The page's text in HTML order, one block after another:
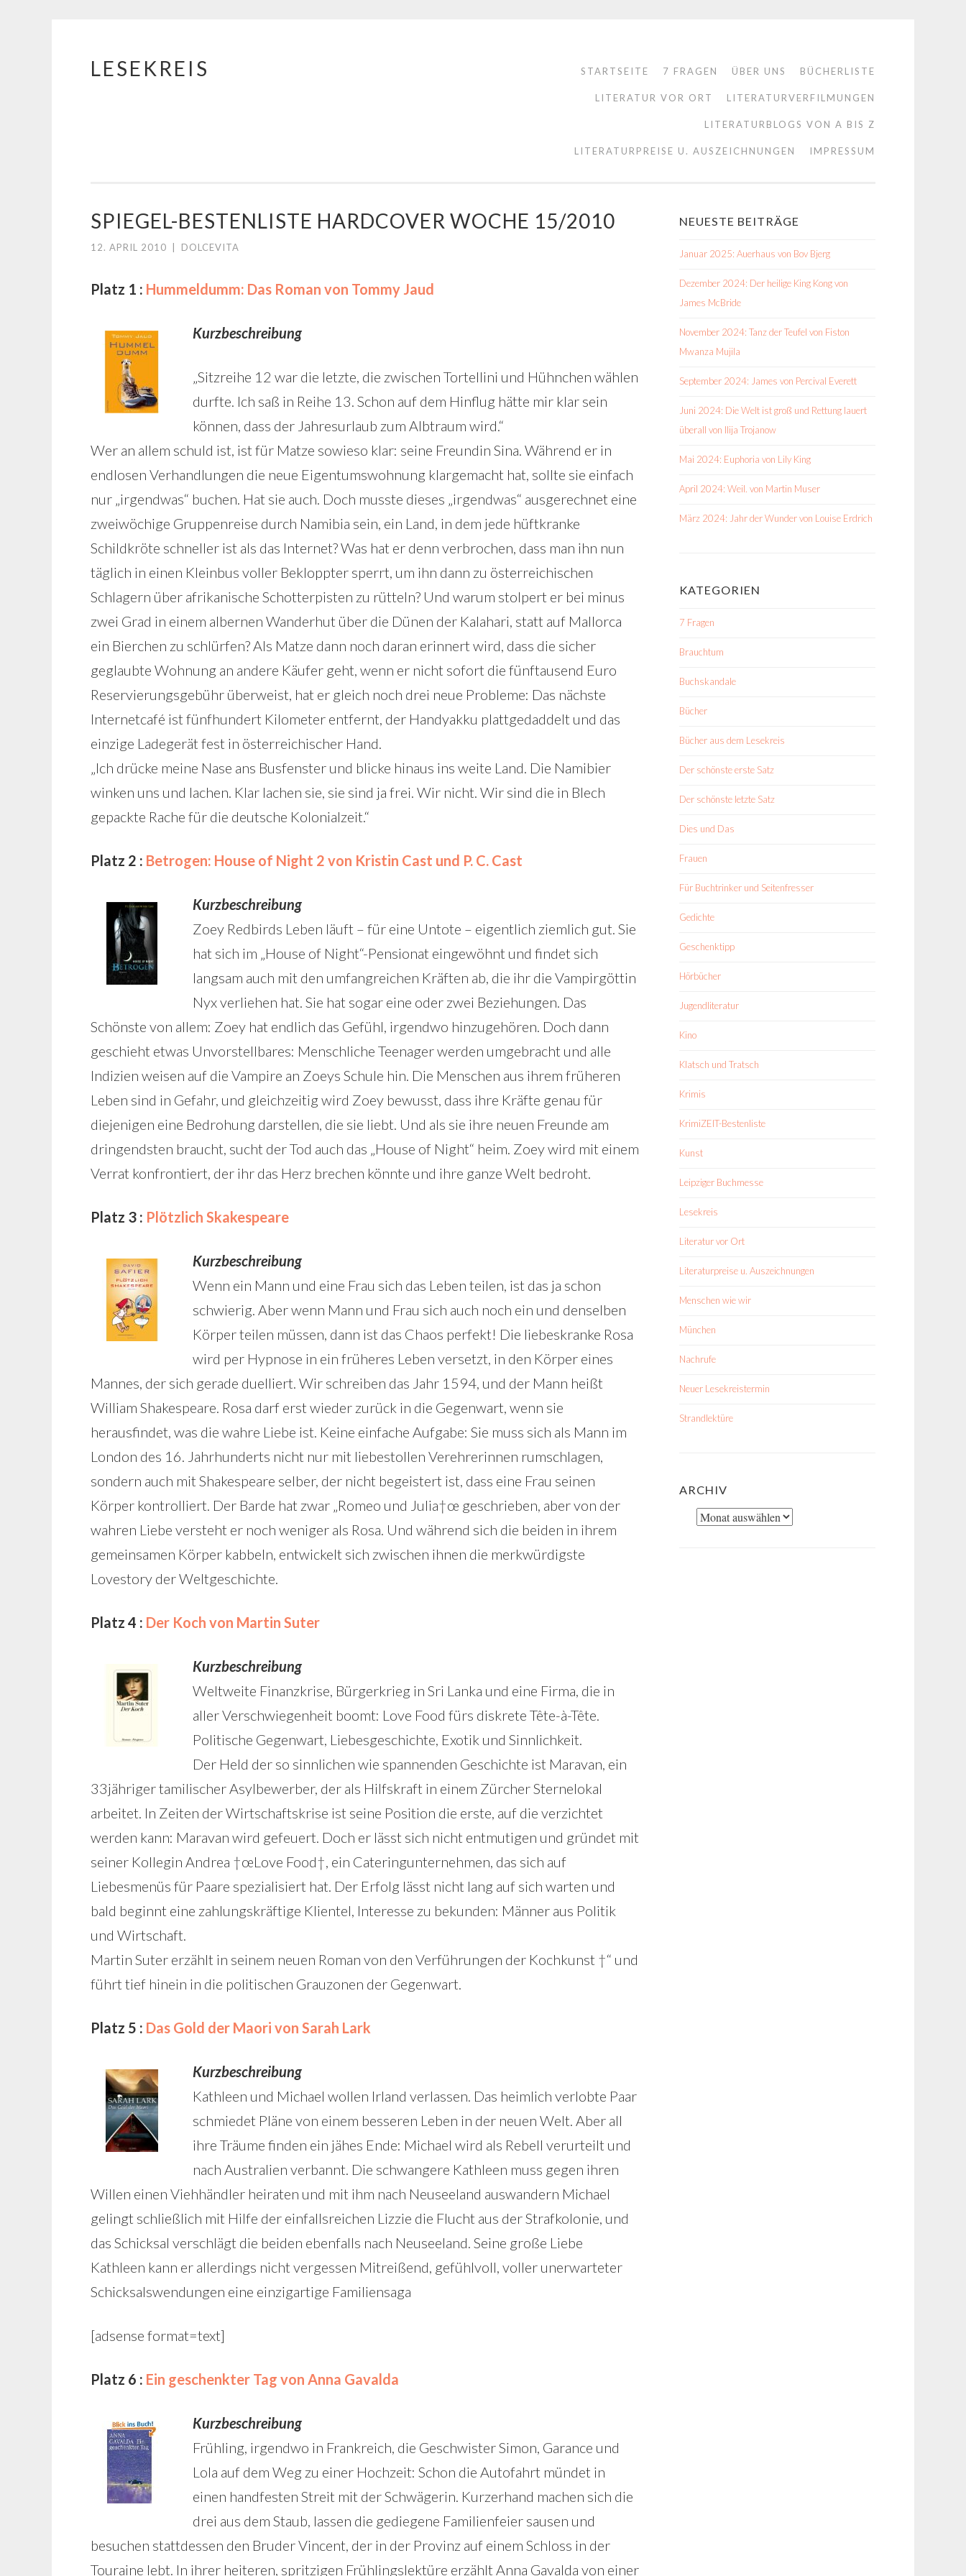
Springe
LESEKREIS STARTSEITE 7 FRAGEN ÜBER UNS BÜCHERLISTE
LITERATUR VOR ORT LITERATURVERFILMUNGEN
LITERATURBLOGS VON A BIS Z
LITERATURPREISE U. AUSZEICHNUNGEN IMPRESSUM
SPIEGEL-BESTENLISTE HARDCOVER WOCHE 15/2010
12. APRIL 2010 DOLCEVITA
Platz 1 : Hummeldumm: Das Roman von Tommy Jaud
Kurzbeschreibung
„Sitzreihe 12 war die letzte, die zwischen Tortellini und Hühnchen wählen
durfte. Ich saß in Reihe 13. Schon auf dem Hinflug hätte mir klar sein
können, dass der Jahresurlaub zum Albtraum wird.“
Wer an allem schuld ist, ist für Matze sowieso klar: seine Freundin Sina. Während er in
endlosen Verhandlungen die neue Eigentumswohnung klargemacht hat, sollte sie einfach
nur „irgendwas“ buchen. Hat sie auch. Doch musste dieses „irgendwas“ ausgerechnet eine
zweiwöchige Gruppenreise durch Namibia sein, ein Land, in dem jede hüftkranke
Schildkröte schneller ist als das Internet? Was hat er denn verbrochen, dass man ihn nun
täglich in einen Kleinbus voller Bekloppter sperrt, um ihn dann zu österreichischen
Schlagern über afrikanische Schotterpisten zu rütteln? Und warum stolpert er bei minus
zwei Grad in einem albernen Wanderhut über die Dünen der Kalahari, statt auf Mallorca
ein Bierchen zu schlürfen? Als Matze dann noch daran erinnert wird, dass die sicher
geglaubte Wohnung an andere Käufer geht, wenn er nicht sofort die fünftausend Euro
Reservierungsgebühr überweist, hat er gleich noch drei neue Probleme: Das nächste
Internetcafé ist fünfhundert Kilometer entfernt, der Handyakku plattgedaddelt und das
einzige Ladegerät fest in österreichischer Hand.
„Ich drücke meine Nase ans Busfenster und blicke hinaus ins weite Land. Die Namibier
winken uns und lachen. Klar lachen sie, sie sind ja frei. Wir nicht. Wir sind die in Blech
gepackte Rache für die deutsche Kolonialzeit.“
Platz 2 : Betrogen: House of Night 2 von Kristin Cast und P. C. Cast
Kurzbeschreibung
Zoey Redbirds Leben läuft – für eine Untote – eigentlich ziemlich gut. Sie
hat sich im „House of Night“-Pensionat eingewöhnt und findet sich
langsam auch mit den umfangreichen Kräften ab, die ihr die Vampirgöttin
Nyx verliehen hat. Sie hat sogar eine oder zwei Beziehungen. Das
Schönste von allem: Zoey hat endlich das Gefühl, irgendwo hinzugehören. Doch dann
geschieht etwas Unvorstellbares: Menschliche Teenager werden umgebracht und alle
Indizien weisen auf die Vampire an Zoeys Schule hin. Die Menschen aus ihrem früheren
Leben sind in Gefahr, und gleichzeitig wird Zoey bewusst, dass ihre Kräfte genau für
diejenigen eine Bedrohung darstellen, die sie liebt. Und als sie ihre neuen Freunde am
dringendsten braucht, sucht der Tod auch das „House of Night“ heim. Zoey wird mit einem
Verrat konfrontiert, der ihr das Herz brechen könnte und ihre ganze Welt bedroht.
Platz 3 : Plötzlich Skakespeare
Kurzbeschreibung
Wenn ein Mann und eine Frau sich das Leben teilen, ist das ja schon
schwierig. Aber wenn Mann und Frau sich auch noch ein und denselben
Körper teilen müssen, dann ist das Chaos perfekt! Die liebeskranke Rosa
wird per Hypnose in ein früheres Leben versetzt, in den Körper eines
Mannes, der sich gerade duelliert. Wir schreiben das Jahr 1594, und der Mann heißt
William Shakespeare. Rosa darf erst wieder zurück in die Gegenwart, wenn sie
herausfindet, was die wahre Liebe ist. Keine einfache Aufgabe: Sie muss sich als Mann im
London des 16. Jahrhunderts nicht nur mit liebestollen Verehrerinnen rumschlagen,
sondern auch mit Shakespeare selber, der nicht begeistert ist, dass eine Frau seinen
Körper kontrolliert. Der Barde hat zwar „Romeo und Julia†œ geschrieben, aber von der
wahren Liebe versteht er noch weniger als Rosa. Und während sich die beiden in ihrem
gemeinsamen Körper kabbeln, entwickelt sich zwischen ihnen die merkwürdigste
Lovestory der Weltgeschichte.
Platz 4 : Der Koch von Martin Suter
Kurzbeschreibung
Weltweite Finanzkrise, Bürgerkrieg in Sri Lanka und eine Firma, die in
aller Verschwiegenheit boomt: Love Food fürs diskrete Tête-à-Tête.
Politische Gegenwart, Liebesgeschichte, Exotik und Sinnlichkeit.
Der Held der so sinnlichen wie spannenden Geschichte ist Maravan, ein
33jähriger tamilischer Asylbewerber, der als Hilfskraft in einem Zürcher Sternelokal
arbeitet. In Zeiten der Wirtschaftskrise ist seine Position die erste, auf die verzichtet
werden kann: Maravan wird gefeuert. Doch er lässt sich nicht entmutigen und gründet mit
seiner Kollegin Andrea †œLove Food†, ein Cateringunternehmen, das sich auf
Liebesmenüs für Paare spezialisiert hat. Der Erfolg lässt nicht lang auf sich warten und
bald beginnt eine zahlungskräftige Klientel, Interesse zu bekunden: Männer aus Politik
und Wirtschaft.
Martin Suter erzählt in seinem neuen Roman von den Verführungen der Kochkunst †“ und
führt tief hinein in die politischen Grauzonen der Gegenwart.
Platz 5 : Das Gold der Maori von Sarah Lark
Kurzbeschreibung
Kathleen und Michael wollen Irland verlassen. Das heimlich verlobte Paar
schmiedet Pläne von einem besseren Leben in der neuen Welt. Aber all
ihre Träume finden ein jähes Ende: Michael wird als Rebell verurteilt und
nach Australien verbannt. Die schwangere Kathleen muss gegen ihren
Willen einen Viehhändler heiraten und mit ihm nach Neuseeland auswandern Michael
gelingt schließlich mit Hilfe der einfallsreichen Lizzie die Flucht aus der Strafkolonie, und
das Schicksal verschlägt die beiden ebenfalls nach Neuseeland. Seine große Liebe
Kathleen kann er allerdings nicht vergessen Mitreißend, gefühlvoll, voller unerwarteter
Schicksalswendungen eine einzigartige Familiensaga
[adsense format=text]
Platz 6 : Ein geschenkter Tag von Anna Gavalda
Kurzbeschreibung
Frühling, irgendwo in Frankreich, die Geschwister Simon, Garance und
Lola auf dem Weg zu einer Hochzeit: Schon die Autofahrt mündet in
einen handfesten Streit mit der Schwägerin. Kurzerhand machen sich die
drei aus dem Staub, lassen die gediegene Familienfeier sausen und
besuchen stattdessen den Bruder Vincent, der in der Provinz auf einem Schloss in der
Touraine lebt. In ihrer heiteren, spritzigen Frühlingslektüre erzählt Anna Gavalda von einer
NEUESTE BEITRÄGE
Januar 2025: Auerhaus von Bov Bjerg
Dezember 2024: Der heilige King Kong von
James McBride
November 2024: Tanz der Teufel von Fiston
Mwanza Mujila
September 2024: James von Percival Everett
Juni 2024: Die Welt ist groß und Rettung lauert
überall von Ilija Trojanow
Mai 2024: Euphoria von Lily King
April 2024: Weil. von Martin Muser
März 2024: Jahr der Wunder von Louise Erdrich
KATEGORIEN
7 Fragen
Brauchtum
Buchskandale
Bücher
Bücher aus dem Lesekreis
Der schönste erste Satz
Der schönste letzte Satz
Dies und Das
Frauen
Für Buchtrinker und Seitenfresser
Gedichte
Geschenktipp
Hörbücher
Jugendliteratur
Kino
Klatsch und Tratsch
Krimis
KrimiZEIT-Bestenliste
Kunst
Leipziger Buchmesse
Lesekreis
Literatur vor Ort
Literaturpreise u. Auszeichnungen
Menschen wie wir
München
Nachrufe
Neuer Lesekreistermin
Strandlektüre
ARCHIV
Archiv